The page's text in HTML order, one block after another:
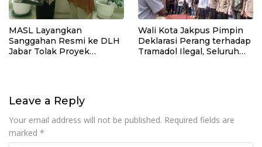
MASL Layangkan
Sanggahan Resmi ke DLH
Jabar Tolak Proyek
Wali Kota Jakpus Pimpin
Deklarasi Perang terhadap
Tramadol Ilegal, Seluruh
Leave a Reply
Your email address will not be published. Required fields are
marked *